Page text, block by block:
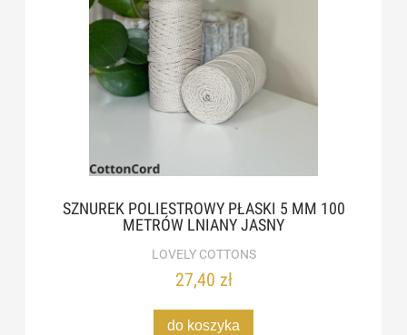
SZNUREK POLIESTROWY PŁASKI 5 MM 100
METRÓW LNIANY JASNY
LOVELY COTTONS
27,40 zł
do koszyka